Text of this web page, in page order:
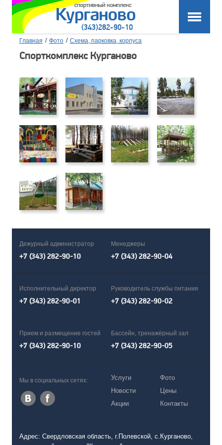
(343)282-90-10
Главная / Фото / Схема, парковка, корпуса
Спорткомплекс Курганово
Дежурный администратор
+7 (343) 282-90-10
Менеджеры
+7 (343) 282-90-04
Исполнительный директор
+7 (343) 282-90-01
Руководитель службы питания
+7 (343) 282-90-02
Прием и размещение гостей
+7 (343) 282-90-10
Бассейн, тренажёрный зал
+7 (343) 282-90-05
Мы в социальных сетях:
Услуги
Новости
Акции
Фото
Цены
Контакты
Адрес: Свердловская область, г.Полевской, с.Курганово,